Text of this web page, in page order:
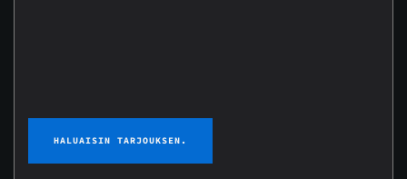
määrä
HALUAISIN TARJOUKSEN.